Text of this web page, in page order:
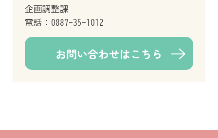
企画調整課
電話：0887-35-1012
お問い合わせはこちら